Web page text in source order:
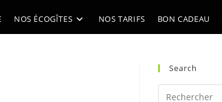
NOS ÉCOGÎTES NOS TARIFS BON CADEAU
Search